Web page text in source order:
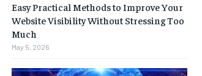
Easy Practical Methods to Improve Your
Website Visibility Without Stressing Too
Much
May 5, 2026